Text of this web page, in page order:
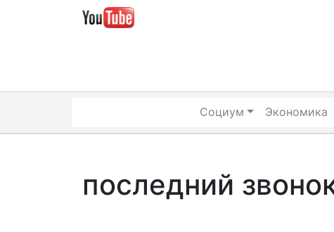
Социум Экономика
последний